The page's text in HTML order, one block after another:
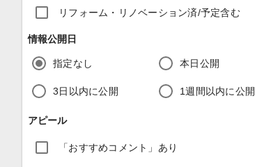
リフォーム・リノベーション済/予定含む
情報公開日
指定なし 本日公開
3日以内に公開 1週間以内に公開
アピール
「おすすめコメント」あり